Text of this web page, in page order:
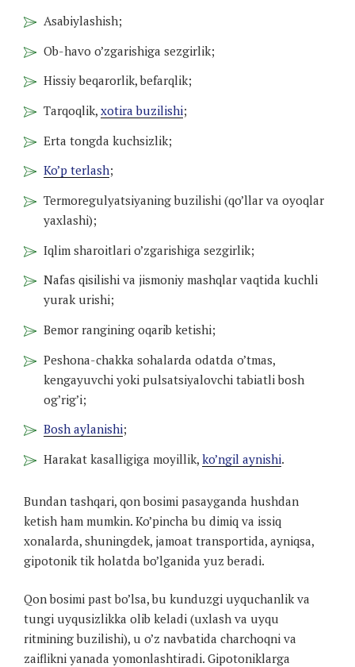
Asabiylashish;
Ob-havo o’zgarishiga sezgirlik;
Hissiy beqarorlik, befarqlik;
Tarqoqlik, xotira buzilishi;
Erta tongda kuchsizlik;
Ko’p terlash;
Termoregulyatsiyaning buzilishi (qo’llar va oyoqlar
yaxlashi);
Iqlim sharoitlari o’zgarishiga sezgirlik;
Nafas qisilishi va jismoniy mashqlar vaqtida kuchli
yurak urishi;
Bemor rangining oqarib ketishi;
Peshona-chakka sohalarda odatda o’tmas,
kengayuvchi yoki pulsatsiyalovchi tabiatli bosh
og’rig’i;
Bosh aylanishi;
Harakat kasalligiga moyillik, ko’ngil aynishi.
Bundan tashqari, qon bosimi pasayganda hushdan
ketish ham mumkin. Ko’pincha bu dimiq va issiq
xonalarda, shuningdek, jamoat transportida, ayniqsa,
gipotonik tik holatda bo’lganida yuz beradi.
Qon bosimi past bo’lsa, bu kunduzgi uyquchanlik va
tungi uyqusizlikka olib keladi (uxlash va uyqu
ritmining buzilishi), u o’z navbatida charchoqni va
zaiflikni yanada yomonlashtiradi. Gipotoniklarga